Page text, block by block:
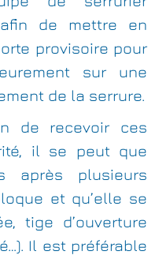
de mettre en
provisoire pour
sur une
de la serrure.
de recevoir ces
il se peut que
après plusieurs
et qu’elle se
tige d’ouverture
Il est préférable